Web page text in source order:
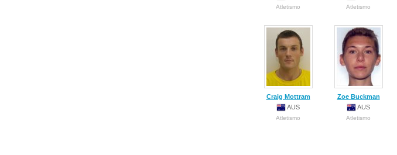
Atletismo Atletismo
Craig Mottram
AUS
Atletismo
Zoe Buckman
AUS
Atletismo